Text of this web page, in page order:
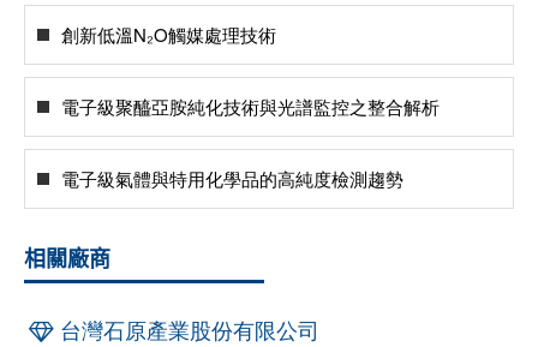
創新低溫N₂O觸媒處理技術
電子級聚醯亞胺純化技術與光譜監控之整合解析
電子級氣體與特用化學品的高純度檢測趨勢
相關廠商
台灣石原產業股份有限公司